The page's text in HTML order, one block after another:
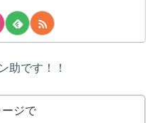
助です！！
ジで